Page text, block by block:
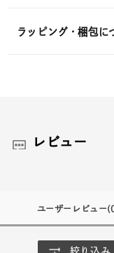
ラッピング・梱包に
レビュー
ユーザーレビュー
絞り込み